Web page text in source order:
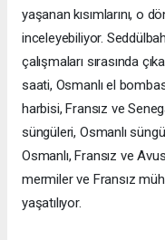
yaşanan kısımlarını, o
inceleyebiliyor.
çalışmaları sırasında
saati, Osmanlı el
harbisi, Fransız ve
süngüleri, Osmanlı
Osmanlı, Fransız ve
mermiler ve Fransız
yaşatılıyor.